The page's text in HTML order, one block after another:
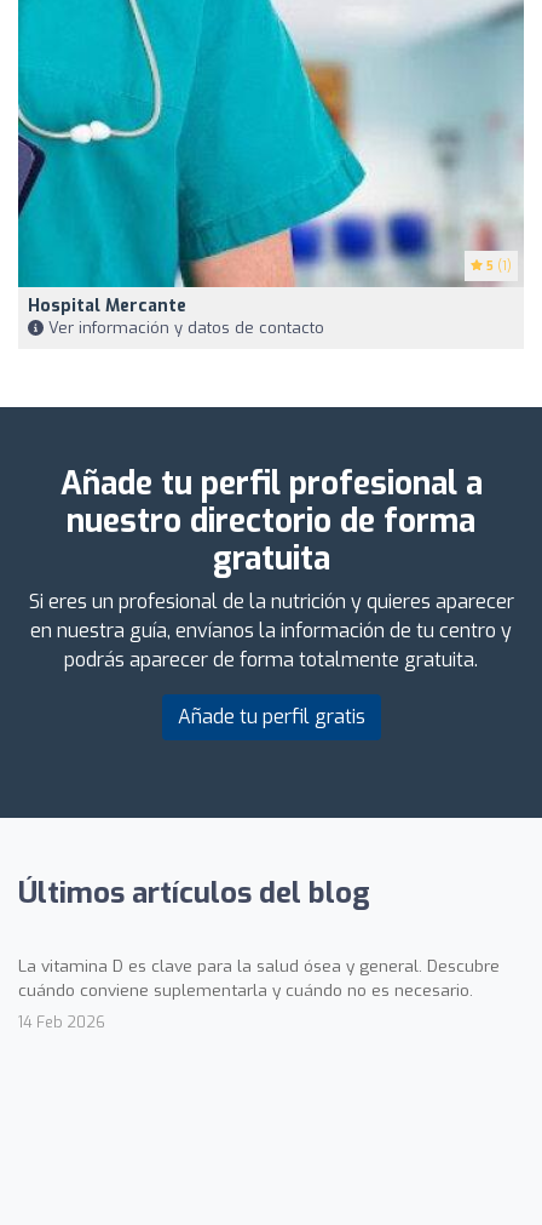
5 (1)
Hospital Mercante
Ver información y datos de contacto
Añade tu perfil profesional a
nuestro directorio de forma
gratuita
Si eres un profesional de la nutrición y quieres aparecer
en nuestra guía, envíanos la información de tu centro y
podrás aparecer de forma totalmente gratuita.
Añade tu perfil gratis
Últimos artículos del blog
La vitamina D es clave para la salud ósea y general. Descubre
cuándo conviene suplementarla y cuándo no es necesario.
14 Feb 2026